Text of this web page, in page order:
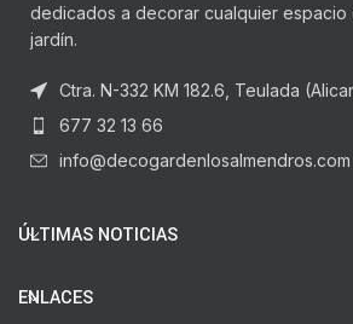
dedicados a decorar cualquier espacio
jardín.
Ctra. N-332 KM 182.6, Teulada
677 32 13 66
info@decogardenlosalmendros.com
ÚLTIMAS NOTICIAS
ENLACES